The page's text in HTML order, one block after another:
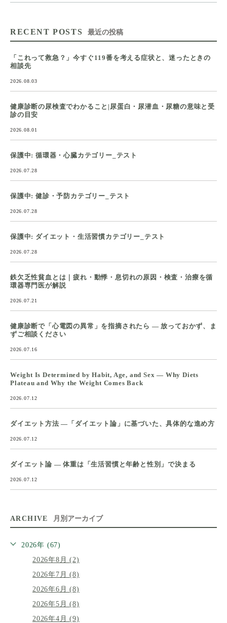
RECENT POSTS 最近の投稿
「これって救急？」今すぐ119番を考える症状と、迷ったときの
相談先
2026.08.03
健康診断の尿検査でわかること|尿蛋白・尿潜血・尿糖の意味と受
診の目安
2026.08.01
保護中: 循環器・心臓カテゴリー_テスト
2026.07.28
保護中: 健診・予防カテゴリー_テスト
2026.07.28
保護中: ダイエット・生活習慣カテゴリー_テスト
2026.07.28
鉄欠乏性貧血とは｜疲れ・動悸・息切れの原因・検査・治療を循
環器専門医が解説
2026.07.21
健康診断で「心電図の異常」を指摘されたら ― 放っておかず、ま
ずご相談ください
2026.07.16
Weight Is Determined by Habit, Age, and Sex — Why Diets
Plateau and Why the Weight Comes Back
2026.07.12
ダイエット方法 ―「ダイエット論」に基づいた、具体的な進め方
2026.07.12
ダイエット論 ― 体重は「生活習慣と年齢と性別」で決まる
2026.07.12
ARCHIVE 月別アーカイブ
2026年 (67)
2026年8月 (2)
2026年7月 (8)
2026年6月 (8)
2026年5月 (8)
2026年4月 (9)